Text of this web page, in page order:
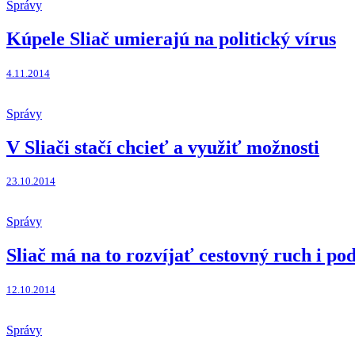
Správy
Kúpele Sliač umierajú na politický vírus
4.11.2014
Správy
V Sliači stačí chcieť a využiť možnosti
23.10.2014
Správy
Sliač má na to rozvíjať cestovný ruch i
12.10.2014
Správy